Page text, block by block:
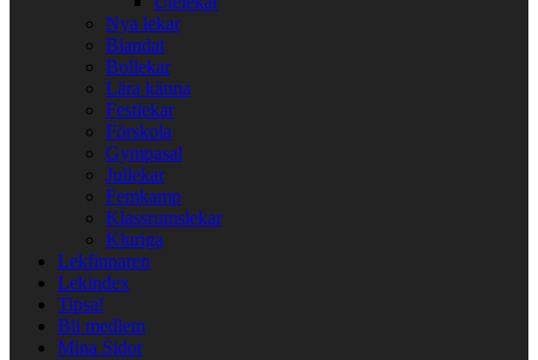
Nya lekar
Blandat
Bollekar
Lära känna
Festlekar
Förskola
Gympasal
Jullekar
Femkamp
Klassrumslekar
Kluriga
Lekfinnaren
Lekindex
Tipsa!
Bli medlem
Mina Sidor